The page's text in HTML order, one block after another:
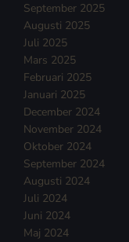
September 2025
Augusti 2025
Juli 2025
Mars 2025
Februari 2025
Januari 2025
December 2024
November 2024
Oktober 2024
September 2024
Augusti 2024
Juli 2024
Juni 2024
Maj 2024